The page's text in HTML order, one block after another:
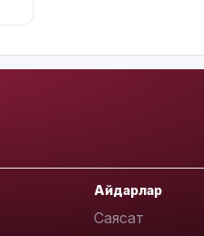
Айдарлар
Саясат